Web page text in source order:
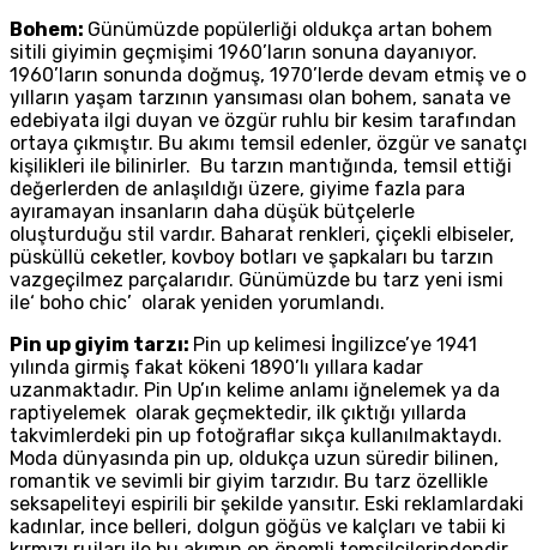
Bohem: Günümüzde popülerliği oldukça artan bohem
sitili giyimin geçmişimi 1960’ların sonuna dayanıyor.
1960’ların sonunda doğmuş, 1970’lerde devam etmiş ve o
yılların yaşam tarzının yansıması olan bohem, sanata ve
edebiyata ilgi duyan ve özgür ruhlu bir kesim tarafından
ortaya çıkmıştır. Bu akımı temsil edenler, özgür ve sanatçı
kişilikleri ile bilinirler. Bu tarzın mantığında, temsil ettiği
değerlerden de anlaşıldığı üzere, giyime fazla para
ayıramayan insanların daha düşük bütçelerle
oluşturduğu stil vardır. Baharat renkleri, çiçekli elbiseler,
püsküllü ceketler, kovboy botları ve şapkaları bu tarzın
vazgeçilmez parçalarıdır. Günümüzde bu tarz yeni ismi
ile‘ boho chic’ olarak yeniden yorumlandı.
Pin up giyim tarzı: Pin up kelimesi İngilizce’ye 1941
yılında girmiş fakat kökeni 1890’lı yıllara kadar
uzanmaktadır. Pin Up’ın kelime anlamı iğnelemek ya da
raptiyelemek olarak geçmektedir, ilk çıktığı yıllarda
takvimlerdeki pin up fotoğraflar sıkça kullanılmaktaydı.
Moda dünyasında pin up, oldukça uzun süredir bilinen,
romantik ve sevimli bir giyim tarzıdır. Bu tarz özellikle
seksapeliteyi espirili bir şekilde yansıtır. Eski reklamlardaki
kadınlar, ince belleri, dolgun göğüs ve kalçları ve tabii ki